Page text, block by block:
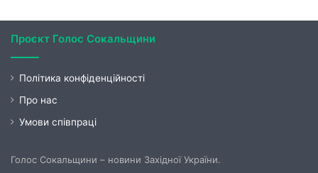
Проєкт Голос Сокальщини
Політика конфіденційності
Про нас
Умови співпраці
Голос Сокальщини – новини Західної України.